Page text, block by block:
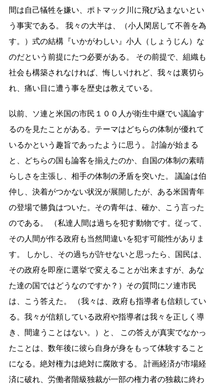
間は自己犠牲を嫌い、ポトマック川に飛び込まないとい
う事実である。 我々の大半は、（小人閑居して不善を為
す。）式の結構『いかがわしい』小人（しょうじん）な
のだという前提にたつ必要がある。 その前提で、組織も
社会も構築されなければ、悔しいけれど、我々は裏切ら
れ、痛い目に遭う事を歴史は教えている。
以前、ソ連と米国の市民１００人が衛生中継でい議論す
るのを見たことがある。テーマはどちらの体制が優れて
いるかという趣旨であったように思う。 討論が始まる
と、どちらの国も論客を揃えたのか、自国の体制の素晴
らしさを主張し、相手の体制の矛盾を突いた。 議論は伯
仲し、決着がつかない状況が展開したが、ある米国青年
の登場で勝負はついた。その青年は、確か、こう言った
のである。 （私達人間は過ちを犯す動物です。従って、
その人間が作る政府も当然間違いを犯す可能性がありま
す。 しかし、その過ちが許せないと思ったら、国民は、
その政府を即座に選挙で変えることが出来ますが、あな
た達の国ではどうなのですか？）その質問にソ連市民
は、こう答えた。 （我々は、政府も指導者も信頼してい
る。我々が信頼している政府や指導者は我々を正しく導
き、間違うことはない。）と、 この答えが真実でなかっ
たことは、数年後に彼ら自身が身をもって体験すること
になる。絶対権力は絶対に腐敗する。 計画経済が市場経
済に破れ、労働者階級独裁が一部の権力者の独裁に終わ